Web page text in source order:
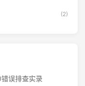
(2)
误排查实录